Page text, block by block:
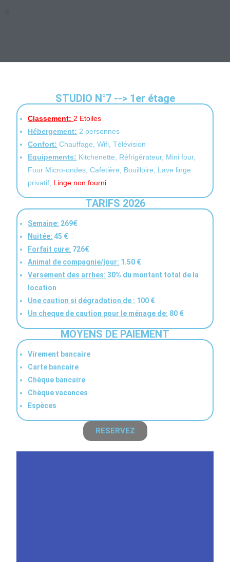
STUDIO N°7 --> 1er étage
Classement:2 Etoiles
Hébergement: 2 personnes
Confort: Chauffage, Wifi, Télévision
Equipements: Kitchenette, Réfrigérateur, Mini four,
Four Micro-ondes, Cafetière, Bouilloire, Lave linge
privatif, Linge non fourni
TARIFS 2026
Semaine: 269€
Nuitée: 45 €
Forfait cure: 726€
Animal de compagnie/jour: 1.50 €
Versement des arrhes: 30% du montant total de la
location
Une caution si dégradation de : 100 €
Un cheque de caution pour le ménage de: 80 €
MOYENS DE PAIEMENT
Virement bancaire
Carte bancaire
Chèque bancaire
Chèque vacances
Espèces
RESERVEZ